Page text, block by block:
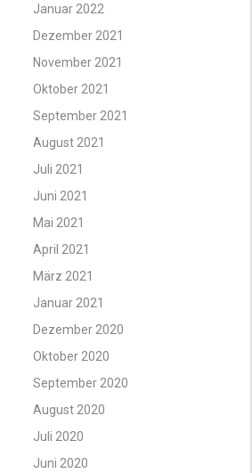
Januar 2022
Dezember 2021
November 2021
Oktober 2021
September 2021
August 2021
Juli 2021
Juni 2021
Mai 2021
April 2021
März 2021
Januar 2021
Dezember 2020
Oktober 2020
September 2020
August 2020
Juli 2020
Juni 2020